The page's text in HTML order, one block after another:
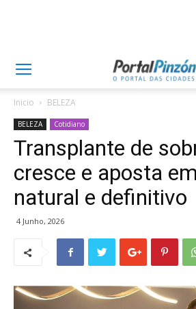
Inicio BELEZA
BELEZA Cotidiano
Transplante de
cresce e aposta
natural e definitivo
4 Junho, 2026